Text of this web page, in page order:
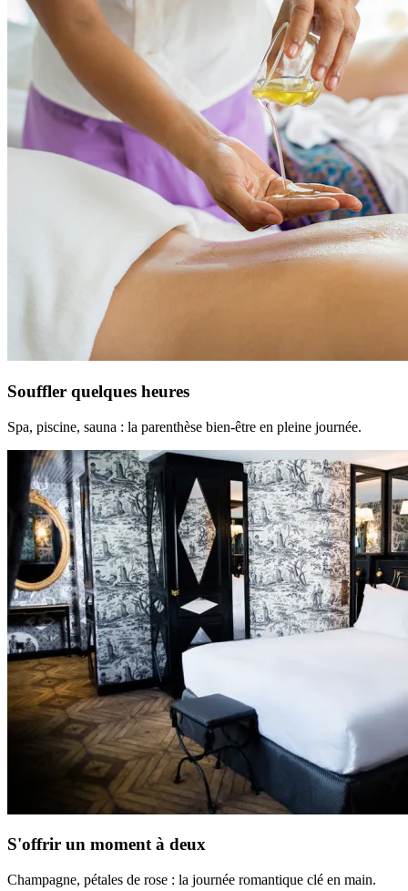
Souffler quelques heures
Spa, piscine, sauna : la parenthèse bien-être en pleine journée.
S'offrir un moment à deux
Champagne, pétales de rose : la journée romantique clé en main.